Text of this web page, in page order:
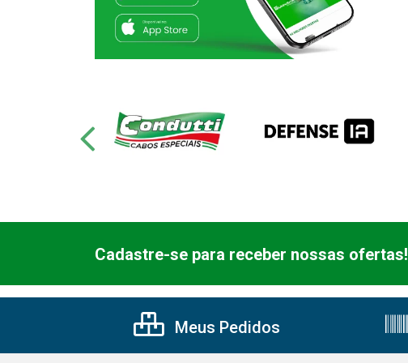
Cadastre-se para receber nossas ofertas!
Meus Pedidos